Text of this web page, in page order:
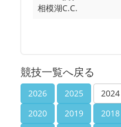
相模湖C.C.
競技一覧へ戻る
2026 2025 2024
2020
2019 2018